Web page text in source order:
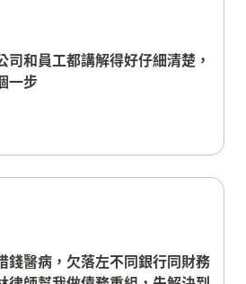
司和員工都講解得好仔細清楚，
一步
錢醫病，欠落左不同銀行同財務